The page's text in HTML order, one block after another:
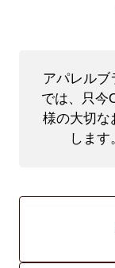
アパレルブ
では、只今
様の大切な
します